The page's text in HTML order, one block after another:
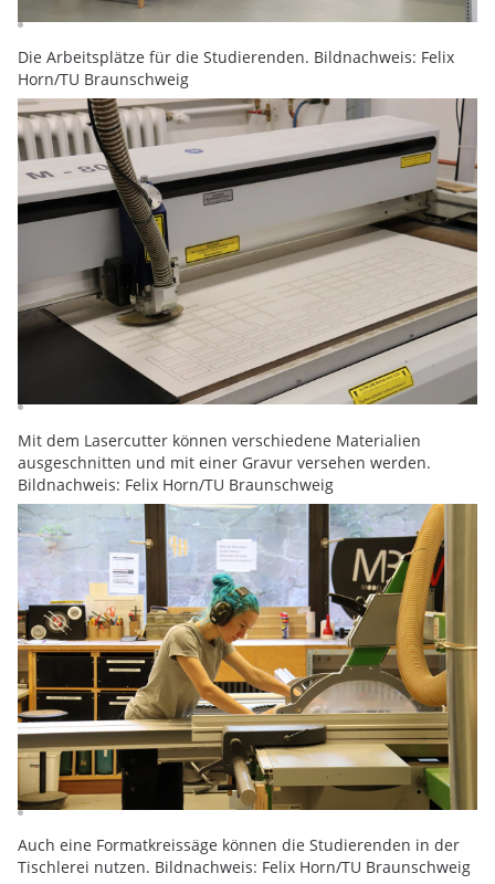
Die Arbeitsplätze für die Studierenden. Bildnachweis: Felix
Horn/TU Braunschweig
Mit dem Lasercutter können verschiedene Materialien
ausgeschnitten und mit einer Gravur versehen werden.
Bildnachweis: Felix Horn/TU Braunschweig
Auch eine Formatkreissäge können die Studierenden in der
Tischlerei nutzen. Bildnachweis: Felix Horn/TU Braunschweig